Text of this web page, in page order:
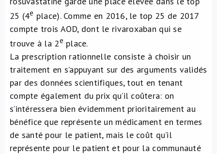
25 (4e place). Comme en 2016, le top 25 de 2017
compte trois AOD, dont le rivaroxaban qui se
trouve à la 2e place.
La prescription rationnelle consiste à choisir un
traitement en s’appuyant sur des arguments validés
par des données scientifiques, tout en tenant
compte également du prix qu’il coûtera: on
s’intéressera bien évidemment prioritairement au
bénéfice que représente un médicament en termes
de santé pour le patient, mais le coût qu’il
représente pour le patient et pour la communauté